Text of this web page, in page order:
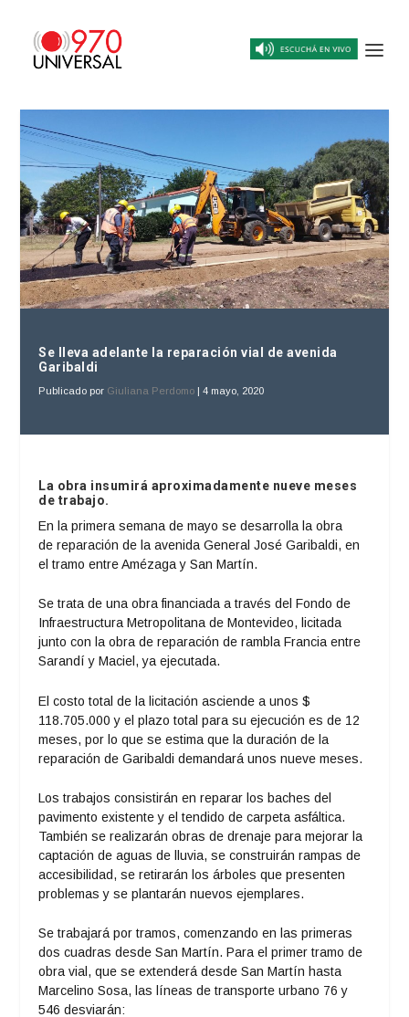
Se lleva adelante la reparación vial de avenida
Garibaldi
Publicado por Giuliana Perdomo |4 mayo, 2020
La obra insumirá aproximadamente nueve meses
de trabajo.
En la primera semana de mayo se desarrolla la obra
de reparación de la avenida General José Garibaldi, en
el tramo entre Amézaga y San Martín.
Se trata de una obra financiada a través del Fondo de
Infraestructura Metropolitana de Montevideo, licitada
junto con la obra de reparación de rambla Francia entre
Sarandí y Maciel, ya ejecutada.
El costo total de la licitación asciende a unos $
118.705.000 y el plazo total para su ejecución es de 12
meses, por lo que se estima que la duración de la
reparación de Garibaldi demandará unos nueve meses.
Los trabajos consistirán en reparar los baches del
pavimento existente y el tendido de carpeta asfáltica.
También se realizarán obras de drenaje para mejorar la
captación de aguas de lluvia, se construirán rampas de
accesibilidad, se retirarán los árboles que presenten
problemas y se plantarán nuevos ejemplares.
Se trabajará por tramos, comenzando en las primeras
dos cuadras desde San Martín. Para el primer tramo de
obra vial, que se extenderá desde San Martín hasta
Marcelino Sosa, las líneas de transporte urbano 76 y
546 desviarán: